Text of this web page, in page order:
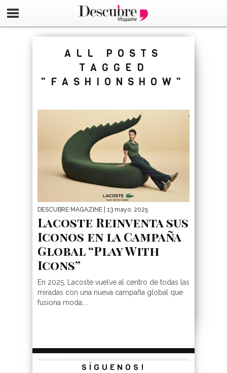
google-site-
ALL POSTS
TAGGED
"FASHIONSHOW"
DESCUBRE MAGAZINE | 13 mayo, 2025
Lacoste Reinventa sus
Iconos en la Campaña
Global “Play With
Icons”
En 2025, Lacoste vuelve al centro de todas las
miradas con una nueva campaña global que
fusiona moda,...
SÍGUENOS!